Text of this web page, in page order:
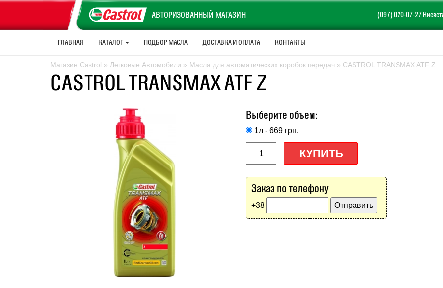
Магазин Castrol » Легковые Автомобили » Масла для автоматических коробок передач » CASTROL TRANSMAX ATF Z
CASTROL TRANSMAX ATF Z
Выберите объем:
1л - 669 грн.
КУПИТЬ
Заказ по телефону
+38
АВТОРИЗОВАННЫЙ МАГАЗИН (097) 020-07-27
ГЛАВНАЯ КАТАЛОГ ПОДБОР МАСЛА ДОСТАВКА И ОПЛАТА КОНТАКТЫ